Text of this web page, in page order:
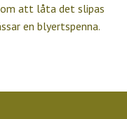
att låta det slipas
en blyertspenna.